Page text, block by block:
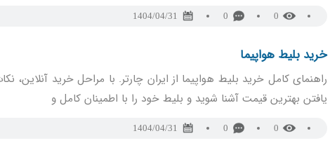
0
0
1404/04/31
خرید بلیط هواپیما
راهنمای کامل خرید بلیط هواپیما از ایران چارتر. با مراحل خرید آنلاین،
یافتن بهترین قیمت آشنا شوید و بلیط خود را با اطمینان کامل و
0
0
1404/04/31